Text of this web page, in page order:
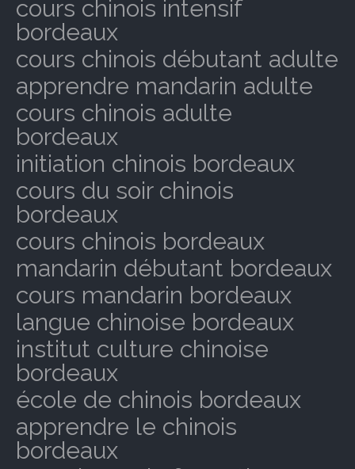
cours chinois intensif
bordeaux
cours chinois débutant adulte
apprendre mandarin adulte
cours chinois adulte
bordeaux
initiation chinois bordeaux
cours du soir chinois
bordeaux
cours chinois bordeaux
mandarin débutant bordeaux
cours mandarin bordeaux
langue chinoise bordeaux
institut culture chinoise
bordeaux
école de chinois bordeaux
apprendre le chinois
bordeaux